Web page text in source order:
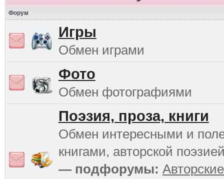
Форум
Игры
Обмен играми
Фото
Обмен фотографиями
Поэзия, проза, книги
Обмен интересными и
книгами, авторской
— подфорумы: